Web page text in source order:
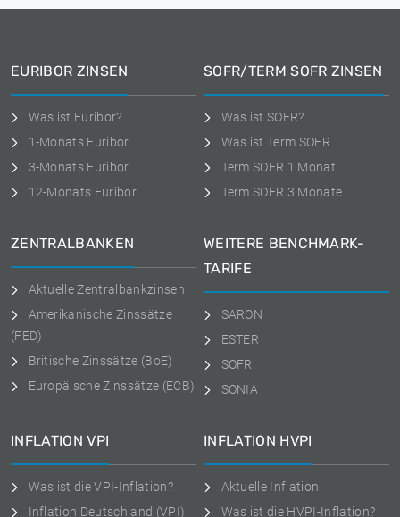
EURIBOR ZINSEN
Was ist Euribor?
1-Monats Euribor
3-Monats Euribor
12-Monats Euribor
SOFR/TERM SOFR ZINSEN
Was ist SOFR?
Was ist Term SOFR
Term SOFR 1 Monat
Term SOFR 3 Monate
ZENTRALBANKEN
Aktuelle Zentralbankzinsen
Amerikanische Zinssätze
(FED)
Britische Zinssätze (BoE)
Europäische Zinssätze (ECB)
WEITERE BENCHMARK-
TARIFE
SARON
ESTER
SOFR
SONIA
INFLATION VPI
Was ist die VPI-Inflation?
Inflation Deutschland (VPI)
INFLATION HVPI
Aktuelle Inflation
Was ist die HVPI-Inflation?